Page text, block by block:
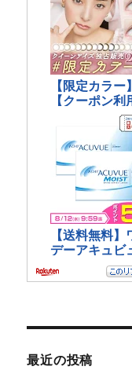
最近の投稿